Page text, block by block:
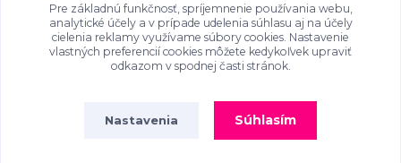
najkrajsiekabelky@gmail.com
Pre základnú funkčnosť, spríjemnenie používania webu,
analytické účely a v prípade udelenia súhlasu aj na účely
cielenia reklamy využívame súbory cookies. Nastavenie
vlastných preferencií cookies môžete kedykoľvek upraviť
odkazom v spodnej časti stránok.
Nastavenia Súhlasím
SKVĚLÉ4.9/5